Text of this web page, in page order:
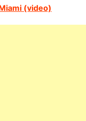
(video)